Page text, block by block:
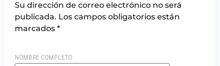
Su dirección de correo electrónico no será
publicada. Los campos obligatorios están
marcados *
NOMBRE COMPLETO